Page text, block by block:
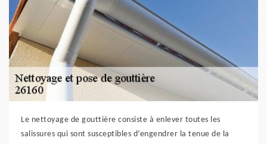
Le nettoyage de gouttière consiste à enlever toutes les
salissures qui sont susceptibles d’engendrer la tenue de la